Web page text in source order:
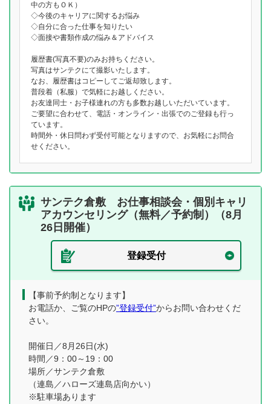
中の方もＯＫ）
◇今後のキャリアに関するお悩み
◇自分に合った仕事を知りたい
◇面接や書類作成の悩み＆アドバイス
履歴書(写真不要)のみお持ちください。
写真はサンテクにて撮影いたします。
なお、履歴書はコピーしてご返却致します。
普段着（私服）で気軽にお越しください。
お友達同士・お子様連れの方も多数お越しいただいています。
ご要望に合わせて、電話・オンライン・出張でのご登録も行っ
ています。
時間外・休日問わず受付可能となりますので、お気軽にお問合
せください。
サンテク倉敷 お仕事相談会・個別キャリ
アカウンセリング（無料／予約制）（8月
26日開催）
登録受付
【事前予約制となります】
お電話か、ご覧のHPの”登録受付”からお問い合わせくだ
さい。
開催日／8月26日(水)
時間／9：00～19：00
場所／サンテク倉敷
（連島／ハローズ連島店向かい）
※駐車場あります